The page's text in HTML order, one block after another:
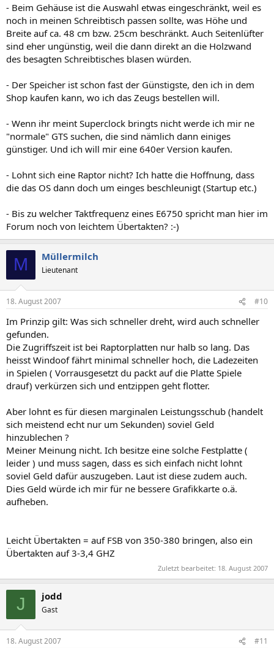
- Beim Gehäuse ist die Auswahl etwas eingeschränkt, weil es
noch in meinen Schreibtisch passen sollte, was Höhe und
Breite auf ca. 48 cm bzw. 25cm beschränkt. Auch Seitenlüfter
sind eher ungünstig, weil die dann direkt an die Holzwand
des besagten Schreibtisches blasen würden.
- Der Speicher ist schon fast der Günstigste, den ich in dem
Shop kaufen kann, wo ich das Zeugs bestellen will.
- Wenn ihr meint Superclock bringts nicht werde ich mir ne
"normale" GTS suchen, die sind nämlich dann einiges
günstiger. Und ich will mir eine 640er Version kaufen.
- Lohnt sich eine Raptor nicht? Ich hatte die Hoffnung, dass
die das OS dann doch um einges beschleunigt (Startup etc.)
- Bis zu welcher Taktfrequenz eines E6750 spricht man hier im
Forum noch von leichtem Übertakten? :-)
M Müllermilch
Lieutenant
18. August 2007 #10
Im Prinzip gilt: Was sich schneller dreht, wird auch schneller
gefunden.
Die Zugriffszeit ist bei Raptorplatten nur halb so lang. Das
heisst Windoof fährt minimal schneller hoch, die Ladezeiten
in Spielen ( Vorrausgesetzt du packt auf die Platte Spiele
drauf) verkürzen sich und entzippen geht flotter.
Aber lohnt es für diesen marginalen Leistungsschub (handelt
sich meistend echt nur um Sekunden) soviel Geld
hinzublechen ?
Meiner Meinung nicht. Ich besitze eine solche Festplatte (
leider ) und muss sagen, dass es sich einfach nicht lohnt
soviel Geld dafür auszugeben. Laut ist diese zudem auch.
Dies Geld würde ich mir für ne bessere Grafikkarte o.ä.
aufheben.
Leicht Übertakten = auf FSB von 350-380 bringen, also ein
Übertakten auf 3-3,4 GHZ
Zuletzt bearbeitet: 18. August 2007
J jodd
Gast
18. August 2007 #11